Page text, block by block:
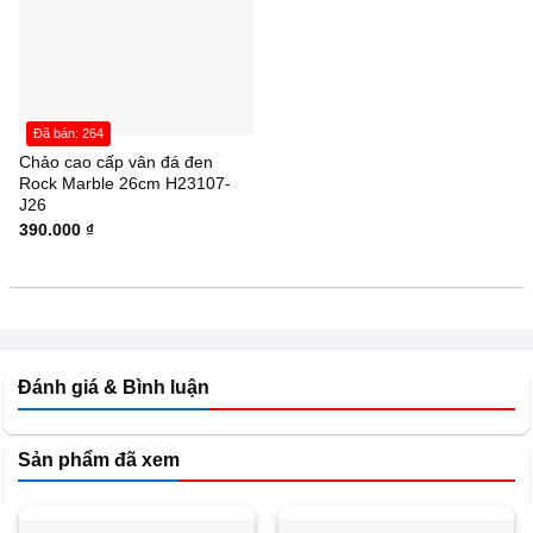
Chảo cao cấp vân đá đen
Rock Marble 26cm H23107-
J26
390.000 ₫
Đã bán: 264
Đánh giá & Bình luận
Sản phẩm đã xem